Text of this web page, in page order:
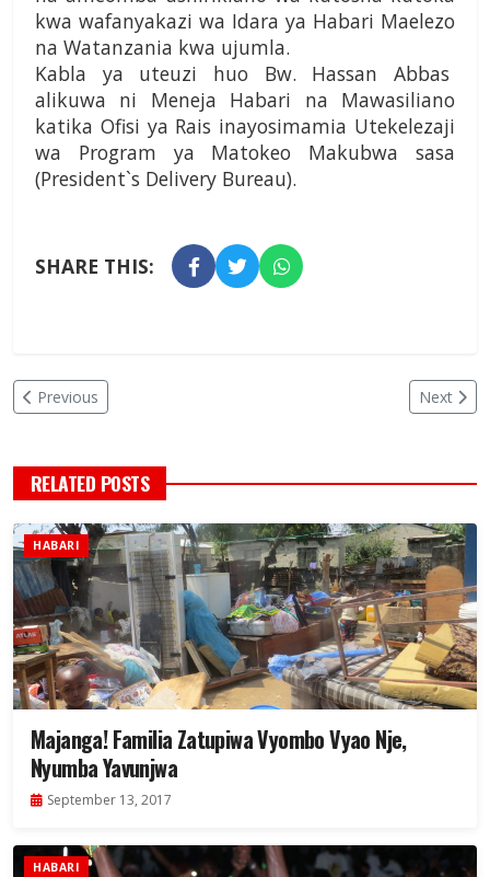
kwa wafanyakazi wa Idara ya Habari Maelezo
na Watanzania kwa ujumla.
Kabla ya uteuzi huo Bw. Hassan Abbas
alikuwa ni Meneja Habari na Mawasiliano
katika Ofisi ya Rais inayosimamia Utekelezaji
wa Program ya Matokeo Makubwa sasa
(President`s Delivery Bureau).
SHARE THIS:
Previous Next
RELATED POSTS
HABARI
Majanga! Familia Zatupiwa Vyombo Vyao Nje,
Nyumba Yavunjwa
September 13, 2017
HABARI